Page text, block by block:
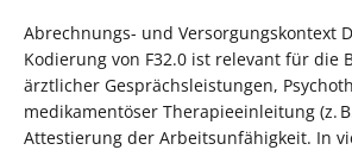
Abrechnungs- und Versorgungskontext
Kodierung von F32.0 ist relevant für die
ärztlicher Gesprächsleistungen,
medikamentöser Therapieeinleitung (z.
Attestierung der Arbeitsunfähigkeit. In